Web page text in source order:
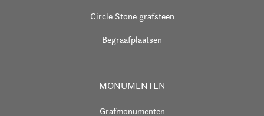
Circle Stone grafsteen
Begraafplaatsen
MONUMENTEN
Grafmonumenten